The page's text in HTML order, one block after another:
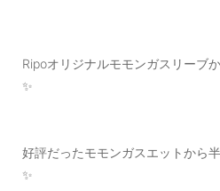
Ripoオリジナルモモンガスリーブ
✨
好評だったモモンガスエットから
✨